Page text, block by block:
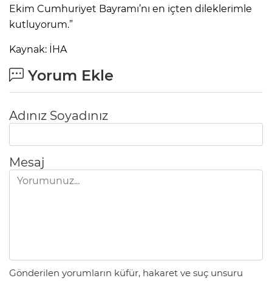
Ekim Cumhuriyet Bayramı’nı en içten dileklerimle
kutluyorum.”
Kaynak: İHA
Yorum Ekle
Adınız Soyadınız
Mesaj
Gönderilen yorumların küfür, hakaret ve suç unsuru